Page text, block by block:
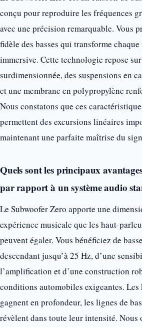
conçu pour reproduire les fréquences
avec une précision remarquable. Vous
fidèle des basses qui transforme
immersive. Cette technologie repose
surdimensionnée, des suspensions en
et une membrane en polypropylène
Nous constatons que ces
permettent des excursions linéaires
maintenant une parfaite maîtrise du
Quels sont les principaux
par rapport à un système audio
Le Subwoofer Zero apporte une
expérience musicale que les haut-
peuvent égaler. Vous bénéficiez de
descendant jusqu’à 25 Hz, d’une
l’amplification et d’une construction
conditions automobiles exigeantes.
gagnent en profondeur, les lignes de
révèlent dans toute leur intensité. Nous